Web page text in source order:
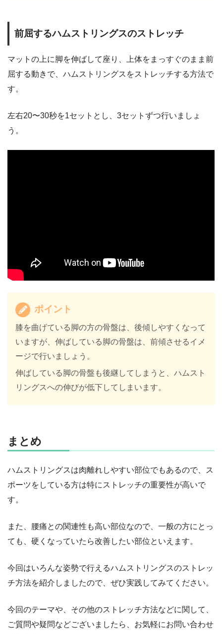
前屈するハムストリングスのストレッチ
マットの上に脚を伸ばして座り、上体をまっすぐのまま前
屈する動きで、ハムストリングスをストレッチする方法で
す。
左右20〜30秒を1セットとし、3セットずつ行いましょ
う。
ポイント
膝を曲げている脚の方の骨盤は、後傾しやすくなって
いますが、伸ばしている脚の骨盤は、前傾させるイメ
ージで行いましょう。
伸ばしている脚の骨盤も後継してしまうと、ハムスト
リングスへの伸びが低下してしまいます。
まとめ
ハムストリングスは肉離れしやすい部位でもあるので、ス
ポーツをしている方は特にストレッチの重要性が高いで
す。
また、腰痛との関連性も高い部位なので、一般の方にとっ
ても、硬くなっていたら改善したい部位といえます。
今回はいろんな姿勢で行えるハムストリングスのストレッ
チ方法を紹介しましたので、ぜひ実践してみてください。
今回のテーマや、その他のストレッチ方法などに関して、
ご質問や疑問などございましたら、お気軽にお問い合わせ